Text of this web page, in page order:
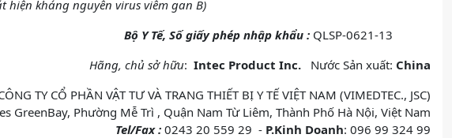
hiện kháng nguyên virus viêm gan B)
Bộ Y Tế, Số giấy phép nhập khẩu : QLSP-0621-13
Hãng, chủ sở hữu: Intec Product Inc. Nước Sản xuất: China
TY CỔ PHẦN VẬT TƯ VÀ TRANG THIẾT BỊ Y TẾ VIỆT NAM (VIMEDTEC., JSC)
GreenBay, Phường Mễ Trì , Quận Nam Từ Liêm, Thành Phố Hà Nội, Việt Nam
Tel/Fax : 0243 20 559 29 - P.Kinh Doanh: 096 99 324 99